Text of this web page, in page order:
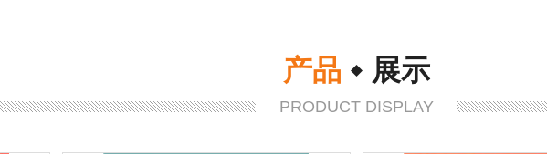
产品 展示
PRODUCT DISPLAY